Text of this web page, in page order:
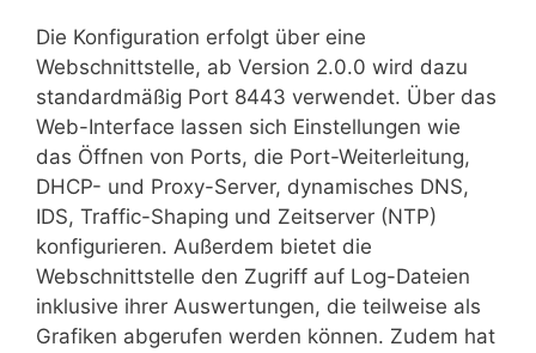
Die Konfiguration erfolgt über eine
Webschnittstelle, ab Version 2.0.0 wird dazu
standardmäßig Port 8443 verwendet. Über das
Web-Interface lassen sich Einstellungen wie
das Öffnen von Ports, die Port-Weiterleitung,
DHCP- und Proxy-Server, dynamisches DNS,
IDS, Traffic-Shaping und Zeitserver (NTP)
konfigurieren. Außerdem bietet die
Webschnittstelle den Zugriff auf Log-Dateien
inklusive ihrer Auswertungen, die teilweise als
Grafiken abgerufen werden können. Zudem hat